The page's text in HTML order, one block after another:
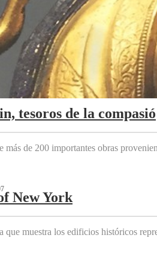
tesoros de la compasió
más de 200 importantes obras
New York
que muestra los edificios históricos